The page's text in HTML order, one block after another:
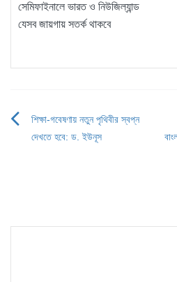
সেমিফাইনালে ভারত ও নিউজিল্যান্ড
যেসব জায়গায় সতর্ক থাকবে
Post
শিক্ষা-গবেষণায় নতুন পৃথিবীর স্বপ্ন
দেখতে হবে: ড. ইউনূস